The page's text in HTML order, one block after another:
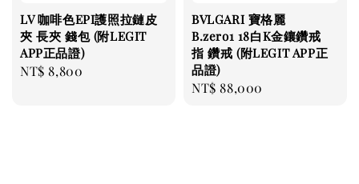
LV 咖啡色EPI護照拉鏈皮
夾 長夾 錢包 (附LEGIT
APP正品證)
Regular
NT$ 8,800
BVLGARI 寶格麗
B.zero1 18白K金鑲鑽戒
指 鑽戒 (附LEGIT APP正
品證)
Regular
NT$ 88,000